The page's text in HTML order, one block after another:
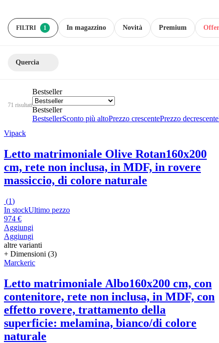
FILTRI 1 In magazzino Premium
Novità
Quercia
71 risultati
Bestseller
Bestseller
BestsellerSconto più altoPrezzo crescentePrezzo decrescente
Vipack
Letto matrimoniale Olive Rotan160x200
cm, rete non inclusa, in MDF, in rovere
massiccio, di colore naturale
(1)
In stockUltimo pezzo
974 €
Aggiungi
Aggiungi
altre varianti
+ Dimensioni (3)
Marckeric
Letto matrimoniale Albo160x200 cm, con
contenitore, rete non inclusa, in MDF, con
effetto rovere, trattamento della
superficie: melamina, bianco/di colore
naturale